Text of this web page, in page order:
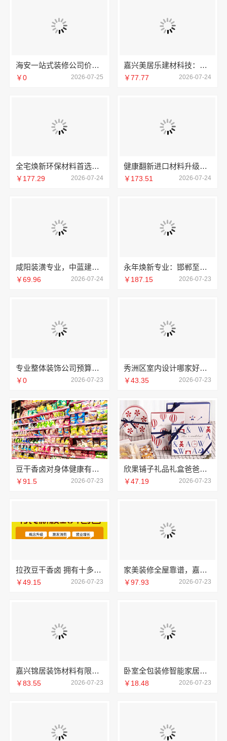
海安一站式装修公司价格-南通宏域全宅
￥0 2026-07-25
嘉兴美居乐建材科技：城区靠谱旧房改造
￥77.77 2026-07-24
全宅焕新环保材料首选邯郸至臻全宅新材料有限公司
￥177.29 2026-07-24
健康翻新进口材料升级选邯郸至臻全宅新材料有限公司
￥173.51 2026-07-24
咸阳装潢专业，中蓝建投武功分公司一站式全包
￥69.96 2026-07-24
永年焕新专业：邯郸至臻全宅新材料有限公司新选择
￥187.15 2026-07-23
专业整体装饰公司预算，南通宏域全宅装饰建材有限公司
￥0 2026-07-23
秀洲区室内设计哪家好旧房翻新认准嘉兴锦居装饰材料有限公司
￥43.35 2026-07-23
豆干香卤对身体健康有什么影响吗
￥91.5 2026-07-23
欣果铺子礼品礼盒爸爸的强烈推荐
￥47.19 2026-07-23
拉孜豆干香卤 拥有十多项营销策略
￥49.15 2026-07-23
家美装修全屋靠谱，嘉兴家美建材科技有限公司值得信赖
￥97.93 2026-07-23
嘉兴锦居装饰材料有限公司：桐乡毛坯房装修费用
￥83.55 2026-07-23
卧室全包装修智能家居，中蓝建投（北京）建设有限公司武功分公司打造
￥18.48 2026-07-23